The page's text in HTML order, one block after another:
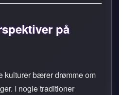
på
kulturer bærer drømme om
I nogle traditioner